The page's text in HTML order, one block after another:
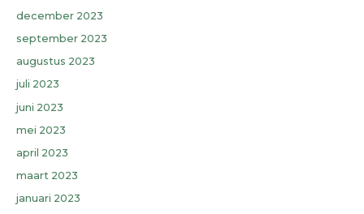
december 2023
september 2023
augustus 2023
juli 2023
juni 2023
mei 2023
april 2023
maart 2023
januari 2023